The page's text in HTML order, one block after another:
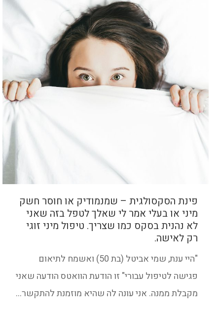
פינת הסקסולגית – שמנמודיק או חוסר חשק
מיני או בעלי אמר לי שאלך לטפל בזה שאני
לא נהנית בסקס כמו שצריך. טיפול מיני זוגי
רק לאישה.
"היי ענת, שמי אביטל (בת 50) ואשמח לתיאום
פגישה לטיפול עבורי" זו הודעת הוואטס הודעה שאני
מקבלת ממנה. אני עונה לה שהיא מוזמנת להתקשר...